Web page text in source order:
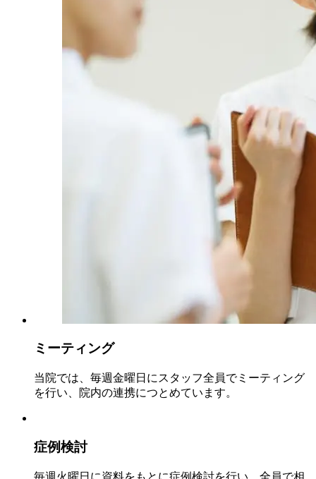
ミーティング
当院では、毎週金曜日にスタッフ全員でミーティング
を行い、院内の連携につとめています。
症例検討
毎週火曜日に資料をもとに症例検討を行い、全員で相